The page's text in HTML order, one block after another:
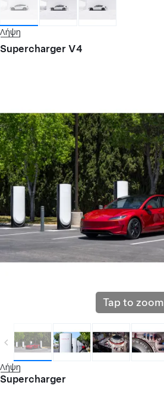
Λήψη
Supercharger V4
Tap to zoom
Λήψη
Supercharger